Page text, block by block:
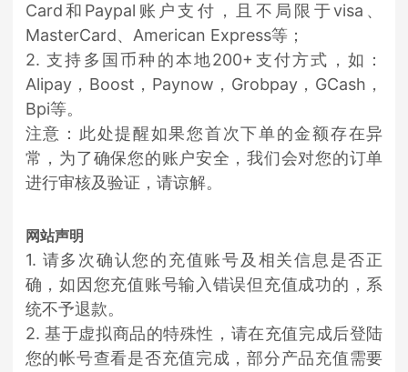
Card和Paypal账户支付，且不局限于visa、
MasterCard、American Express等；
2. 支持多国币种的本地200+支付方式，如：
Alipay，Boost，Paynow，Grobpay，GCash，
Bpi等。
注意：此处提醒如果您首次下单的金额存在异
常，为了确保您的账户安全，我们会对您的订单
进行审核及验证，请谅解。
网站声明
1. 请多次确认您的充值账号及相关信息是否正
确，如因您充值账号输入错误但充值成功的，系
统不予退款。
2. 基于虚拟商品的特殊性，请在充值完成后登陆
您的帐号查看是否充值完成，部分产品充值需要